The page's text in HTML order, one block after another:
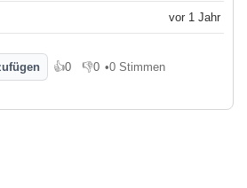
vor 1 Jahr
👍0
Gefällt mir
👎0
Gefällt mir nicht
•0 Stimmen